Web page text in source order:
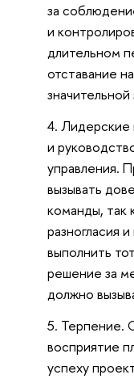
за
и
длительном
отставание
Лидерские
и
управления.
вызывать
команды, так
разногласия
выполнить
решение за
должно
Терпение.
восприятие
успеху